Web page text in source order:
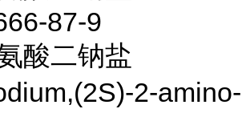
87-9
酸二钠盐
2-amino-